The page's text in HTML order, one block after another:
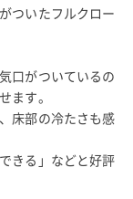
ついたフルクロー
口がついているの
ます。
床部の冷たさも感
きる」などと好評